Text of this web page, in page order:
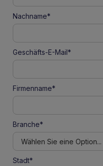
Nachname*
Geschäfts-E-Mail*
Firmenname*
Branche*
Stadt*